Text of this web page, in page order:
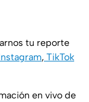
tu reporte
, TikTok
en vivo de